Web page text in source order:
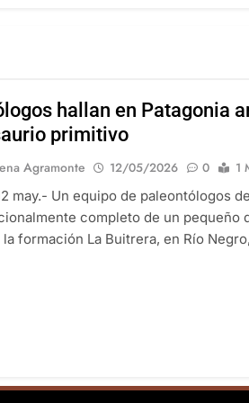
hallan en Patagonia
primitivo
Agramonte 12/05/2026 0
1
may.- Un equipo de paleontólogos
completo de un pequeño
formación La Buitrera, en Río